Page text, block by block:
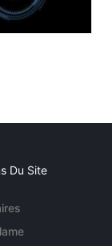
Du Site